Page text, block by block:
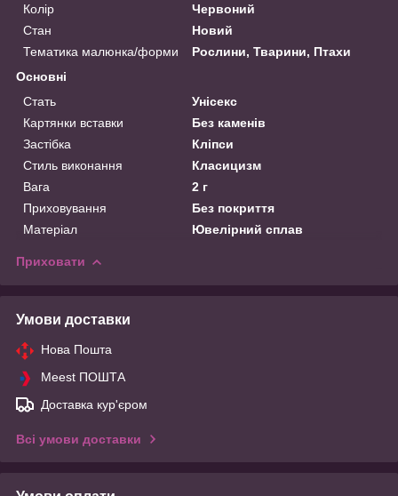
Колір
Червоний
Стан
Новий
Тематика малюнка/форми
Рослини, Тварини, Птахи
Основні
Стать
Унісекс
Картянки вставки
Без каменів
Застібка
Кліпси
Стиль виконання
Класицизм
Вага
2 г
Приховування
Без покриття
Матеріал
Ювелірний сплав
Приховати
Умови доставки
Нова Пошта
Meest ПОШТА
Доставка кур'єром
Всі умови доставки